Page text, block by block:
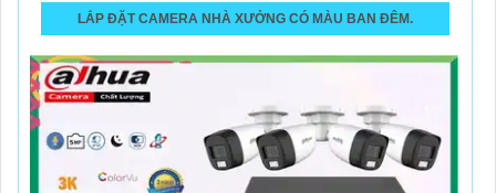
LẮP ĐẶT CAMERA NHÀ XƯỞNG CÓ MÀU BAN ĐÊM.